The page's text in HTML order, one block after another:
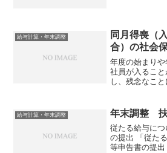
前月分まで支
給与計算・年末調整
同月得喪（
合）の社会
年度の始まり
社員が入るこ
し、残念なこと
てしまう場合に
が特殊ですの
給与計算・年末調整 年末調整
従たる給与に
の提出 「従た
等申告書の提